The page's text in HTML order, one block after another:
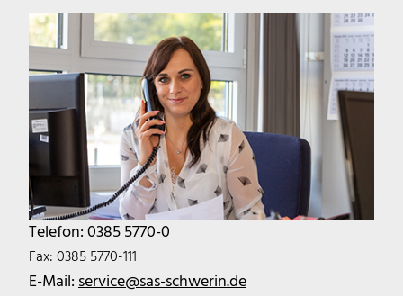
Telefon: 0385 5770-0
Fax: 0385 5770-111
E-Mail:service@sas-schwerin.de